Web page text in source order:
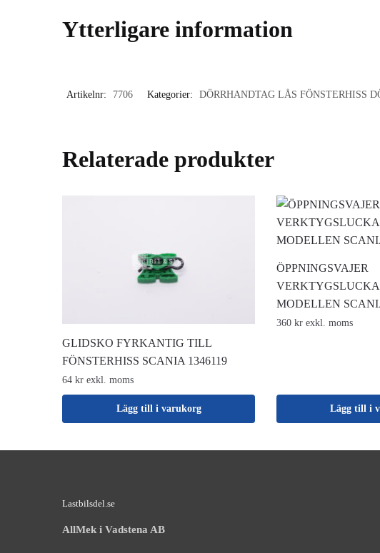
Ytterligare information
Artikelnr: 7706 Kategorier: DÖRRHANDTAG LÅS FÖNSTERHISS
Relaterade produkter
GLIDSKO FYRKANTIG TILL
FÖNSTERHISS SCANIA 1346119
64 kr exkl. moms
Lägg till i varukorg
ÖPPNINGSVAJER
MODELLEN
360 kr exkl. moms
Lägg till i
Lastbilsdel.se
AllMek i Vadstena AB